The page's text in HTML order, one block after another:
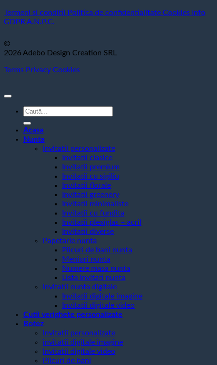
Termeni si conditii Politica de confidentialitate Cookies Info
GDPR A.N.P.C.
©
2026 Adebo Design Creation SRL
Terms Privacy Cookies
Caută
după:
Acasa
Nunta
Invitatii personalizate
Invitatii clasice
Invitatii premium
Invitatii cu sigiliu
Invitatii florale
Invitatii greenery
Invitatii minimaliste
Invitatii cu fundita
Invitatii plexiglas – acril
Invitatii diverse
Papetarie nunta
Plicuri de bani nunta
Meniuri nunta
Numere masa nunta
Lista invitati nunta
Invitatii nunta digitale
Invitatii digitale imagine
Invitatii digitale video
Cutii verighete personalizate
Botez
Invitatii personalizate
invitatii digitale imagine
Invitatii digitale video
Plicuri de bani